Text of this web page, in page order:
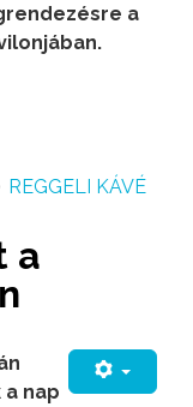
a
REGGELI KÁVÉ
a
a nap